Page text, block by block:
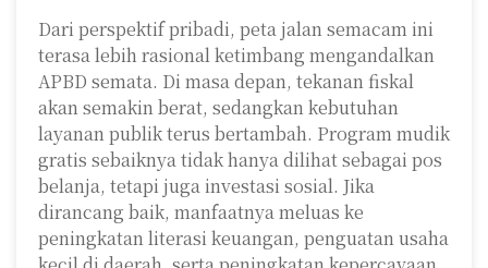
Dari perspektif pribadi, peta jalan semacam ini
terasa lebih rasional ketimbang mengandalkan
APBD semata. Di masa depan, tekanan fiskal
akan semakin berat, sedangkan kebutuhan
layanan publik terus bertambah. Program mudik
gratis sebaiknya tidak hanya dilihat sebagai pos
belanja, tetapi juga investasi sosial. Jika
dirancang baik, manfaatnya meluas ke
peningkatan literasi keuangan, penguatan usaha